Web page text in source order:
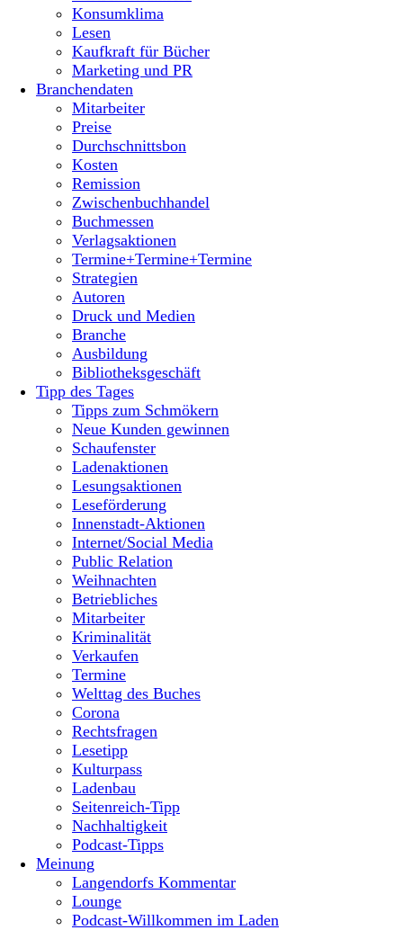
Konsumklima
Lesen
Kaufkraft für Bücher
Marketing und PR
Branchendaten
Mitarbeiter
Preise
Durchschnittsbon
Kosten
Remission
Zwischenbuchhandel
Buchmessen
Verlagsaktionen
Termine+Termine+Termine
Strategien
Autoren
Druck und Medien
Branche
Ausbildung
Bibliotheksgeschäft
Tipp des Tages
Tipps zum Schmökern
Neue Kunden gewinnen
Schaufenster
Ladenaktionen
Lesungsaktionen
Leseförderung
Innenstadt-Aktionen
Internet/Social Media
Public Relation
Weihnachten
Betriebliches
Mitarbeiter
Kriminalität
Verkaufen
Termine
Welttag des Buches
Corona
Rechtsfragen
Lesetipp
Kulturpass
Ladenbau
Seitenreich-Tipp
Nachhaltigkeit
Podcast-Tipps
Meinung
Langendorfs Kommentar
Lounge
Podcast-Willkommen im Laden